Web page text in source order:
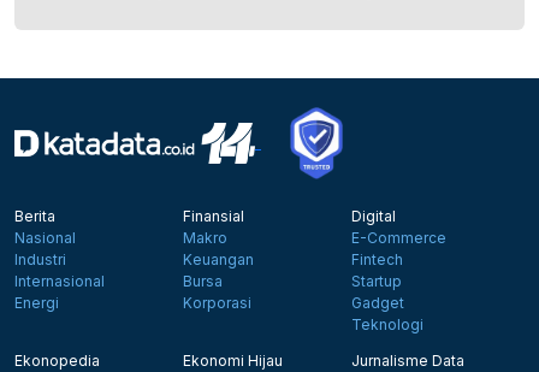
Berita
Nasional
Industri
Internasional
Energi
Finansial
Makro
Keuangan
Bursa
Korporasi
Digital
E-Commerce
Fintech
Startup
Gadget
Teknologi
Ekonopedia
Ekonomi Hijau
Jurnalisme Data